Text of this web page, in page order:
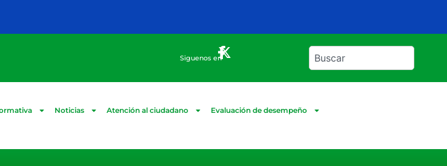
Siguenos en
Noticias Atención al ciudadano Evaluación de desempeño